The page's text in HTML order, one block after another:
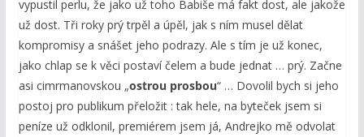
vypustil perlu, že jako už toho Babiše má fakt dost, ale jakože
už dost. Tři roky prý trpěl a úpěl, jak s ním musel dělat
kompromisy a snášet jeho podrazy. Ale s tím je už konec,
jako chlap se k věci postaví čelem a bude jednat … prý. Začne
asi cimrmanovskou „ostrou prosbou“ … Dovolil bych si jeho
postoj pro publikum přeložit : tak hele, na byteček jsem si
peníze už odklonil, premiérem jsem já, Andrejko mě odvolat